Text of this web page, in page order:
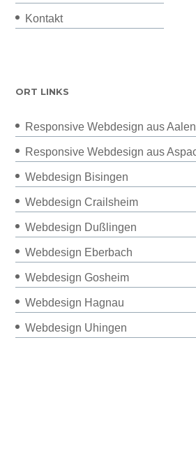
Kontakt
ORT LINKS
Responsive Webdesign aus Aalen
Responsive Webdesign aus
Webdesign Bisingen
Webdesign Crailsheim
Webdesign Dußlingen
Webdesign Eberbach
Webdesign Gosheim
Webdesign Hagnau
Webdesign Uhingen